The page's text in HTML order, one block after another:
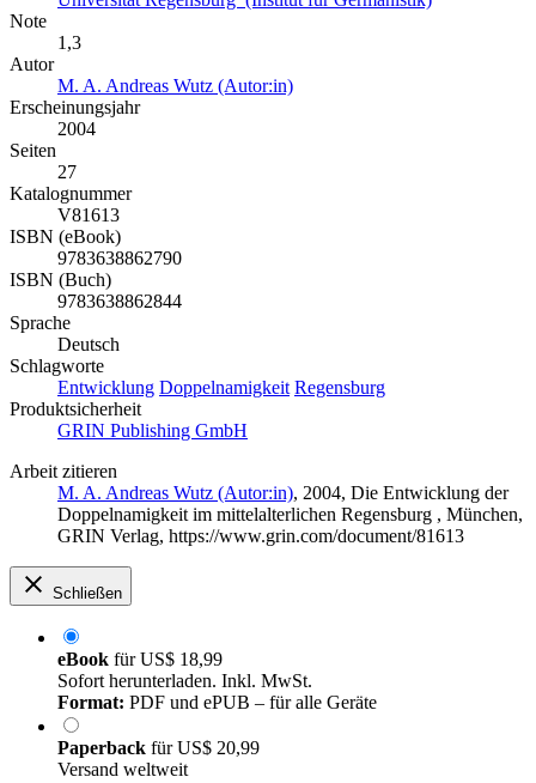
Note
1,3
Autor
M. A. Andreas Wutz (Autor:in)
Erscheinungsjahr
2004
Seiten
27
Katalognummer
V81613
ISBN (eBook)
9783638862790
ISBN (Buch)
9783638862844
Sprache
Deutsch
Schlagworte
Entwicklung Doppelnamigkeit Regensburg
Produktsicherheit
GRIN Publishing GmbH
Arbeit zitieren
M. A. Andreas Wutz (Autor:in), 2004, Die Entwicklung der
Doppelnamigkeit im mittelalterlichen Regensburg , München,
GRIN Verlag, https://www.grin.com/document/81613
Schließen
eBook fürUS$ 18,99
Sofort herunterladen. Inkl. MwSt.
Format: PDF und ePUB – für alle Geräte
Paperback fürUS$ 20,99
Versand weltweit